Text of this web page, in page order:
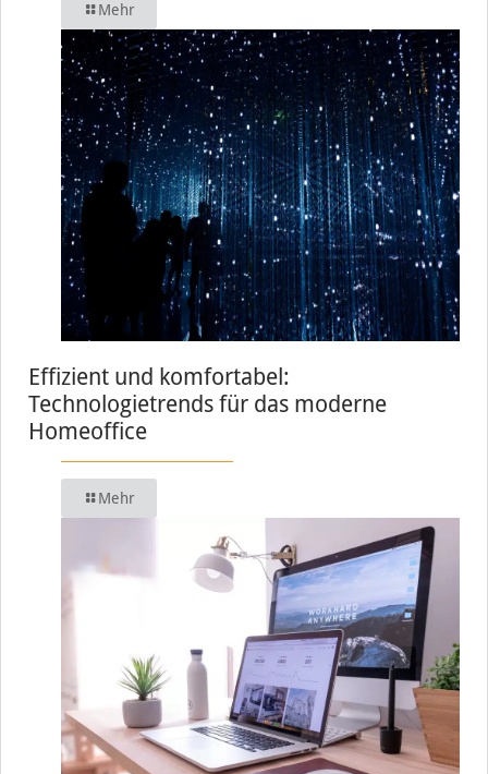
Mehr
Effizient und komfortabel:
Technologietrends für das moderne
Homeoffice
Mehr